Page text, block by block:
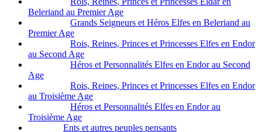
Beleriand au Premier Age
Grands Seigneurs et Héros Elfes en Beleriand au
Premier Age
Rois, Reines, Princes et Princesses Elfes en Endor
au Second Age
Héros et Personnalités Elfes en Endor au Second
Age
Rois, Reines, Princes et Princesses Elfes en Endor
au Troisième Age
Héros et Personnalités Elfes en Endor au
Troisième Age
Ents et autres peuples pensants